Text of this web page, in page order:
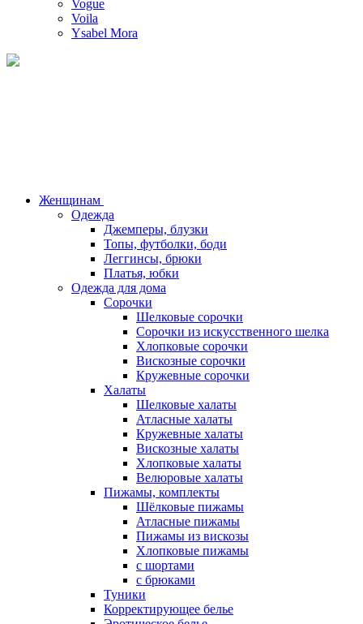
Vogue
Voila
Ysabel Mora
Женщинам
Одежда
Джемперы, блузки
Топы, футболки, боди
Леггинсы, брюки
Платья, юбки
Одежда для дома
Сорочки
Шелковые сорочки
Сорочки из искусственного шелка
Хлопковые сорочки
Вискозные сорочки
Кружевные сорочки
Халаты
Шелковые халаты
Атласные халаты
Кружевные халаты
Вискозные халаты
Хлопковые халаты
Велюровые халаты
Пижамы, комплекты
Шёлковые пижамы
Атласные пижамы
Пижамы из вискозы
Хлопковые пижамы
с шортами
с брюками
Туники
Корректирующее белье